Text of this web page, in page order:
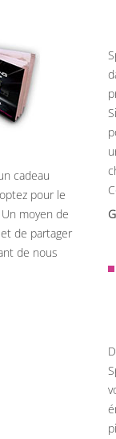
cadeau
pour le
moyen de
de partager
de nous